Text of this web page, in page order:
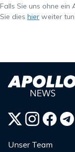
Falls Sie uns ohne
Sie dies hier weiter tun.
Unser Team